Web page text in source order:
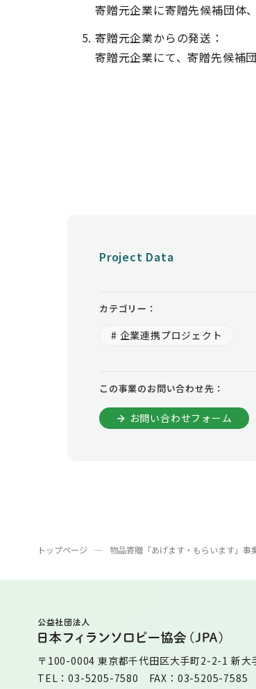
寄贈元企業に寄贈先候補団体
寄贈元企業からの発送：
寄贈元企業にて、寄贈先候補
Project Data
カテゴリー：
# 企業連携プロジェクト
この事業のお問い合わせ先：
お問い合わせフォーム
トップページ 物品寄贈「あげます・もらいます」事
〒100-0004 東京都千代田区大手町2-2-1 新大
TEL：03-5205-7580 FAX：03-5205-7585